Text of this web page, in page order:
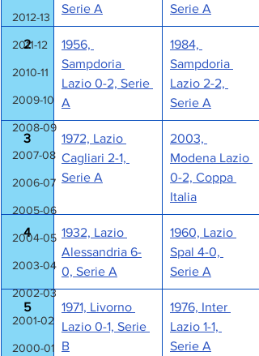
2012-13
2011-12
2010-11
2009-10
2008-09
2007-08
2006-07
2005-06
2004-05
2003-04
2002-03
2001-02
2000-01
Serie A
Serie A
2
1956,
Sampdoria
Lazio 0-2, Serie
A
1984,
Sampdoria
Lazio 2-2,
Serie A
3
1972, Lazio
Cagliari 2-1,
Serie A
2003,
Modena Lazio
0-2, Coppa
Italia
4
1932, Lazio
Alessandria 6-
0, Serie A
1960, Lazio
Spal 4-0,
Serie A
5
1971, Livorno
Lazio 0-1, Serie
B
1976, Inter
Lazio 1-1,
Serie A